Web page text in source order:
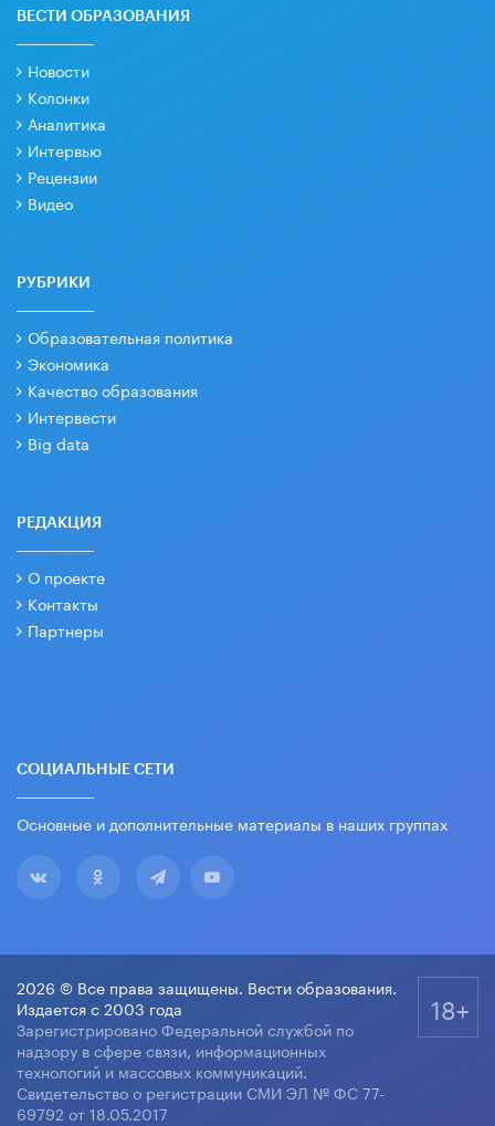
ВЕСТИ ОБРАЗОВАНИЯ
Новости
Колонки
Аналитика
Интервью
Рецензии
Видео
РУБРИКИ
Образовательная политика
Экономика
Качество образования
Интервести
Big data
РЕДАКЦИЯ
О проекте
Контакты
Партнеры
СОЦИАЛЬНЫЕ СЕТИ
Основные и дополнительные материалы в наших группах
2026 © Все права защищены. Вести образования.
Издается с 2003 года
Зарегистрировано Федеральной службой по
надзору в сфере связи, информационных
технологий и массовых коммуникаций.
Свидетельство о регистрации СМИ ЭЛ № ФС 77-
69792 от 18.05.2017
18+